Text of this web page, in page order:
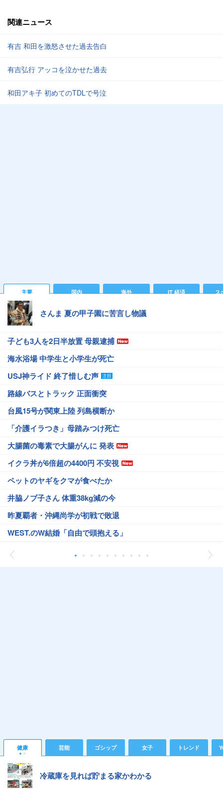
関連ニュース
有吉 和田を激怒させた過去告白
有吉弘行 アッコを泣かせた過去
和田アキ子 初めてのTDLで号泣
主要 国内 海外 IT 経済 ス
さんま 夏の甲子園に苦言し物議
子ども3人を2日半放置 母親逮捕
海水浴場 中学生と小学生が死亡
USJ神ライド 終了惜しむ声
路線バスとトラック 正面衝突
台風15号が関東上陸 列島横断か
「介護イラつき」母踏みつけ死亡
大腸菌の毒素で大腸がんに 発表
イクラ丼が6倍超の4400円 不安視
ペットのヤギをクマが食べたか
井脇ノブ子さん 体重38kg減の今
昨夏覇者・沖縄尚学が初戦で敗退
WEST.のW結婚「自由で頭抱える」
健康 芸能 ゴシップ 女子 トレンド
冷蔵庫を見れば貯まる家かわかる